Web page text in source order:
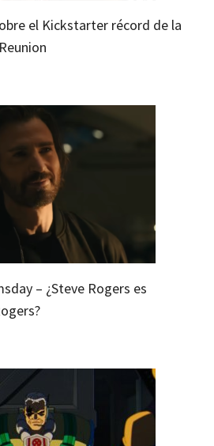
el Kickstarter récord de la
– ¿Steve Rogers es